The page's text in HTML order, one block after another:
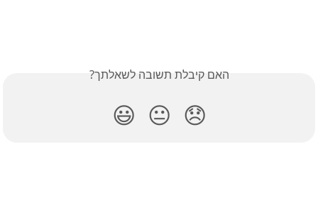
האם קיבלת תשובה לשאלתך?
😞
😐
😃